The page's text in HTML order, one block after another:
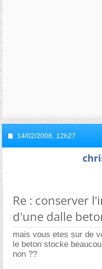
14/02/2008, 12h27
Re : conserver
d'une dalle
mais vous etes sur de
le beton stocke
non ??